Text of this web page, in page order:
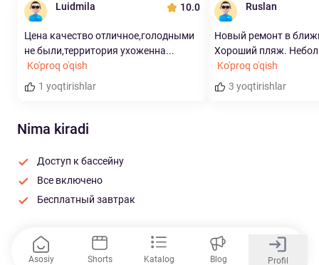
Luidmila 10.0
Цена качество отличное,голодными
не были,территория ухоженна...
Ko'proq o'qish
1 yoqtirishlar
Ruslan
Новый ремонт в
Хороший пляж.
Ko'proq o'qish
3 yoqtirishlar
Nima kiradi
Доступ к бассейну
Все включено
Бесплатный завтрак
Asosiy Shorts Katalog Blog Profil